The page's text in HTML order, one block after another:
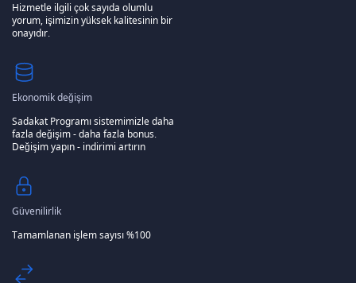
Hizmetle ilgili çok sayıda olumlu
yorum, işimizin yüksek kalitesinin bir
onayıdır.
Ekonomik değişim
Sadakat Programı sistemimizle daha
fazla değişim - daha fazla bonus.
Değişim yapın - indirimi artırın
Güvenilirlik
Tamamlanan işlem sayısı %100